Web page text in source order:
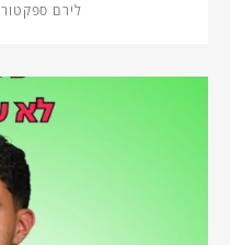
לירם ספקטור